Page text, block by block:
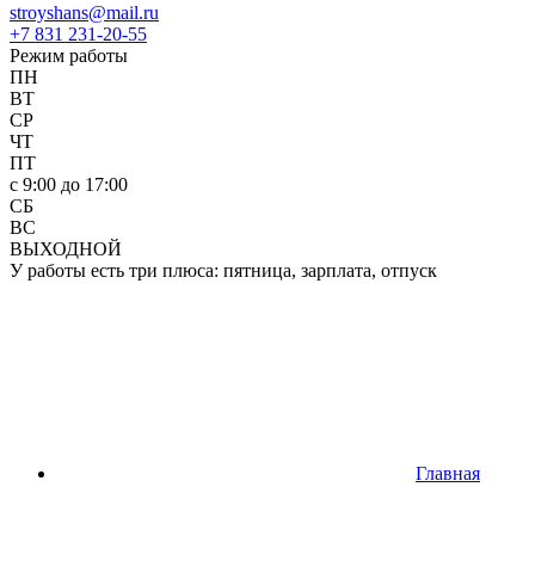
stroyshans@mail.ru
+7 831 231-20-55
Режим работы
ПН
ВТ
СР
ЧТ
ПТ
c 9:00 до 17:00
СБ
ВС
ВЫХОДНОЙ
У работы есть три плюса: пятница, зарплата, отпуск
Главная